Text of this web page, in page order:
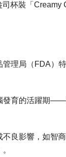
杯裝「Creamy
理局（FDA）
發育的活躍期
良影響，如智